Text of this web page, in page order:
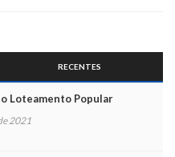
RECENTES
Loteamento Popular
2021